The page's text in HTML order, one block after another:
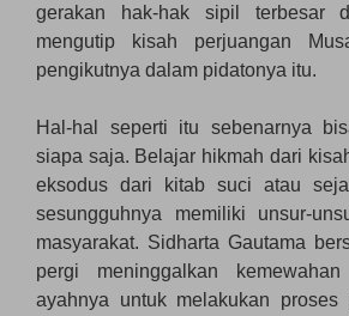
gerakan hak-hak sipil terbesar
mengutip kisah perjuangan
pengikutnya dalam pidatonya itu.
Hal-hal seperti itu sebenarnya
siapa saja. Belajar hikmah dari
eksodus dari kitab suci atau
sesungguhnya memiliki unsur-
masyarakat. Sidharta Gautama
pergi meninggalkan
ayahnya untuk melakukan proses